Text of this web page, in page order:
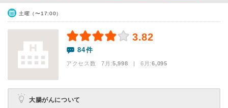
土曜（〜17:00）
3.82
84件
アクセス数 7月:5,998 | 6月:6,095
大腸がんについて